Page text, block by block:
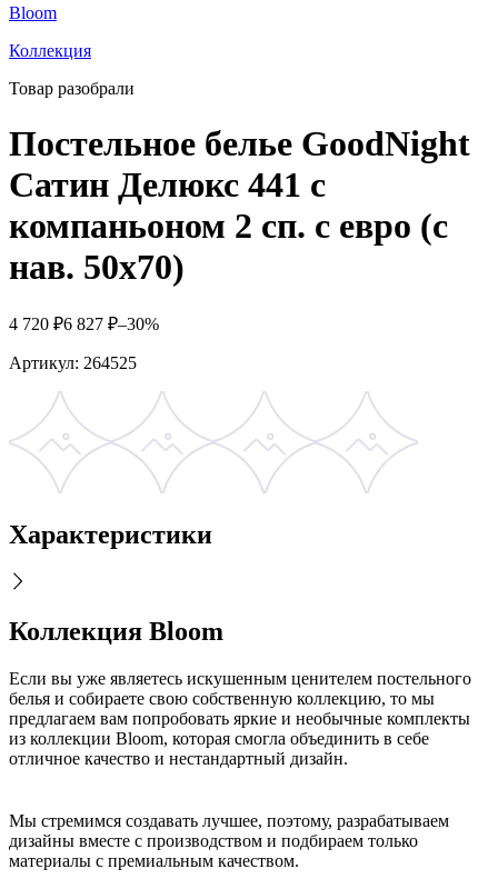
Bloom
Коллекция
Товар разобрали
Постельное белье GoodNight
Сатин Делюкс 441 с
компаньоном 2 сп. с евро (с
нав. 50х70)
4 720 ₽6 827 ₽–30%
Артикул: 264525
Характеристики
Коллекция Bloom
Если вы уже являетесь искушенным ценителем постельного
белья и собираете свою собственную коллекцию, то мы
предлагаем вам попробовать яркие и необычные комплекты
из коллекции Bloom, которая смогла объединить в себе
отличное качество и нестандартный дизайн.
Мы стремимся создавать лучшее, поэтому, разрабатываем
дизайны вместе с производством и подбираем только
материалы с премиальным качеством.